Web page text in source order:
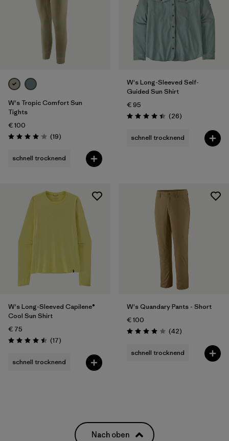
Produktfamilie
W's Tropic Comfort Sun
Tights
€ 100
Bewertung: 4.1 / 5
(19Rezensionen
)
schnell trocknend
W's Long-Sleeved Self-
Guided Sun Shirt
€ 95
Bewertung: 4.4 / 5
(26Rezensionen
)
schnell trocknend
W's Long-Sleeved Capilene®
Cool Sun Shirt
€ 75
Bewertung: 4.5 / 5
(17Rezensionen
)
schnell trocknend
W's Quandary Pants - Short
€ 100
Bewertung: 4.0 / 5
(42Rezensionen
)
schnell trocknend
Nach oben